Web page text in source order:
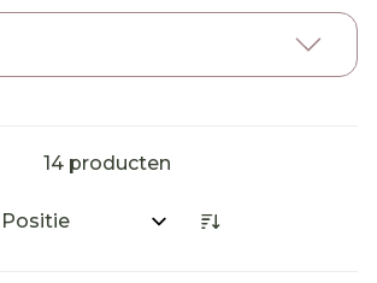
14 producten
Sorteer op: